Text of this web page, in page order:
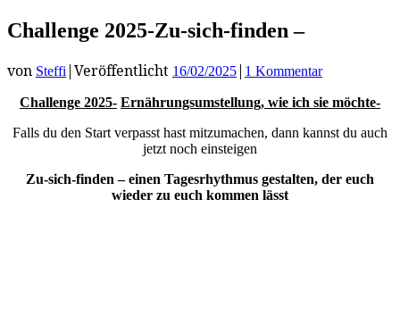
Challenge 2025-Zu-sich-finden –
von Steffi |Veröffentlicht 16/02/2025 | 1 Kommentar
Challenge 2025- Ernährungsumstellung, wie ich sie möchte-
Falls du den Start verpasst hast mitzumachen, dann kannst du auch
jetzt noch einsteigen
Zu-sich-finden – einen Tagesrhythmus gestalten, der euch
wieder zu euch kommen lässt